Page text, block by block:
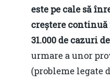
este pe cale să
creștere continuă
31.000 de cazuri
urmare a unor
(probleme legate